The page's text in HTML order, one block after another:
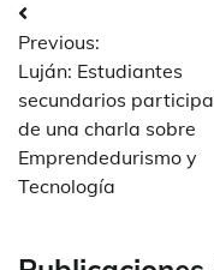
Navegación
de
entradas
Previous:
Luján: Estudiantes
secundarios
de una charla sobre
Emprendedurismo y
Tecnología